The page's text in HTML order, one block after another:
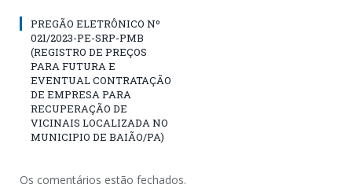
PREGÃO ELETRÔNICO Nº
021/2023-PE-SRP-PMB
(REGISTRO DE PREÇOS
PARA FUTURA E
EVENTUAL CONTRATAÇÃO
DE EMPRESA PARA
RECUPERAÇÃO DE
VICINAIS LOCALIZADA NO
MUNICIPIO DE BAIÃO/PA)
Os comentários estão fechados.